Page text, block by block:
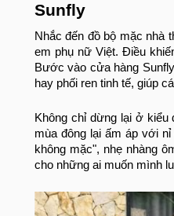
Sunfly
Nhắc đến đồ bộ mặc nhà
em phụ nữ Việt. Điều
Bước vào cửa hàng
hay phối ren tinh tế, giúp
Không chỉ dừng lại ở kiểu
mùa đông lại ấm áp với
không mặc", nhẹ nhàng
cho những ai muốn mình